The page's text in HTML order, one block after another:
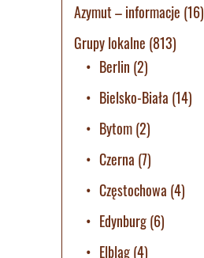
Azymut – informacje (16)
Grupy lokalne (813)
Berlin (2)
Bielsko-Biała (14)
Bytom(2)
Czerna (7)
Częstochowa (4)
Edynburg(6)
Elbląg(4)